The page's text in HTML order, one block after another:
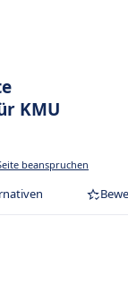
KMU
beanspruchen